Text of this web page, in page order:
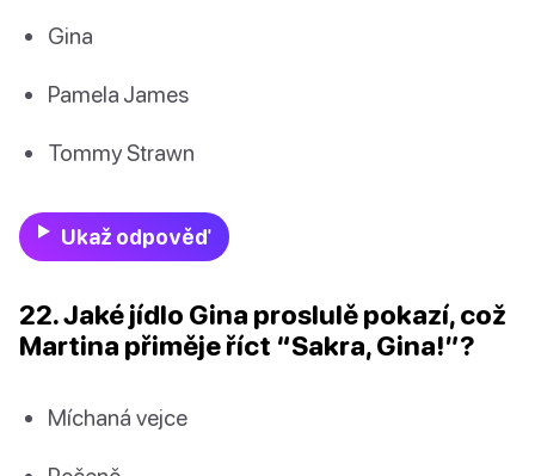
Gina
Pamela James
Tommy Strawn
Ukaž odpověď
22. Jaké jídlo Gina proslulě pokazí, což
Martina přiměje říct “Sakra, Gina!”?
Míchaná vejce